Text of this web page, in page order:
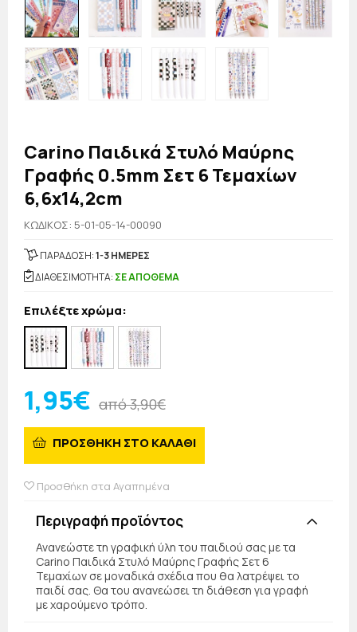
Carino Παιδικά Στυλό Μαύρης
Γραφής 0.5mm Σετ 6 Τεμαχίων
6,6x14,2cm
KΩΔΙΚΟΣ: 5-01-05-14-00090
ΠΑΡΑΔΟΣΗ:1-3 ΗΜΕΡΕΣ
ΔΙΑΘΕΣΙΜΟΤΗΤΑ: ΣΕ ΑΠΟΘΕΜΑ
Επιλέξτε χρώμα:
1,95€ από 3,90€
ΠΡΟΣΘΗΚΗ ΣΤΟ ΚΑΛΑΘΙ
Προσθήκη στα Αγαπημένα
Περιγραφή προϊόντος
Ανανεώστε τη γραφική ύλη του παιδιού σας με τα
Carino Παιδικά Στυλό Μαύρης Γραφής Σετ 6
Τεμαχίων σε μοναδικά σχέδια που θα λατρέψει το
παιδί σας. Θα του ανανεώσει τη διάθεση για γραφή
με χαρούμενο τρόπο.